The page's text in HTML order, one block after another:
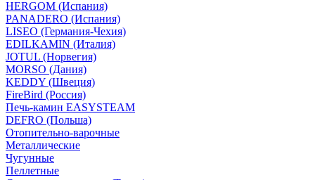
HERGOM (Испания)
PANADERO (Испания)
LISEO (Германия-Чехия)
EDILKAMIN (Италия)
JOTUL (Норвегия)
MORSO (Дания)
KEDDY (Швеция)
FireBird (Россия)
Печь-камин EASYSTEAM
DEFRO (Польша)
Отопительно-варочные
Металлические
Чугунные
Пеллетные